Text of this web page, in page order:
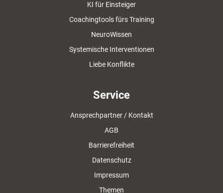
KI für Einsteiger
Coachingtools fürs Training
NeuroWissen
Systemische Interventionen
Liebe Konflikte
Service
Ansprechpartner / Kontakt
AGB
Barrierefreiheit
Datenschutz
Impressum
Themen